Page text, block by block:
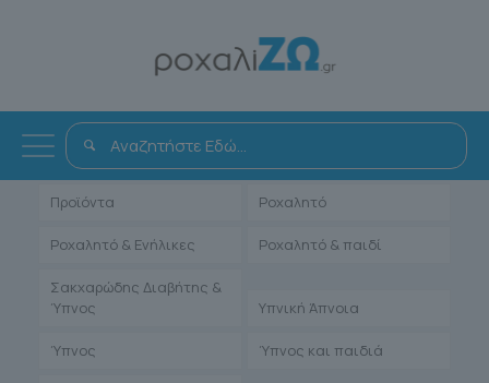
Αντιμετώπιση
Άρθρα Γιατρών Ενηλίκων
Μαρτυρίες Ιατρών
Προϊόντα Ροχαλητό
Ροχαλητό & Ενήλικες Ροχαλητό & παιδί
Σακχαρώδης Διαβήτης &
Ύπνος
Υπνική Άπνοια
Ύπνος Ύπνος και παιδιά